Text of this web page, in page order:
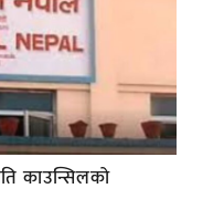
काउन्सिलको